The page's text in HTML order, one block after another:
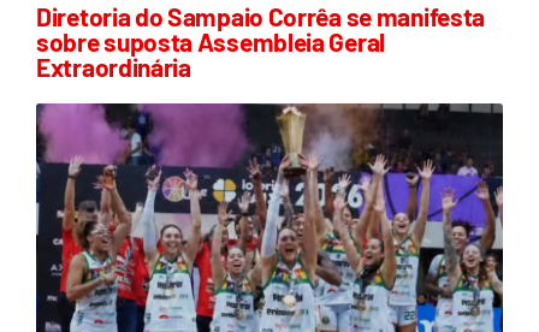
Diretoria do Sampaio Corrêa se manifesta
sobre suposta Assembleia Geral
Extraordinária